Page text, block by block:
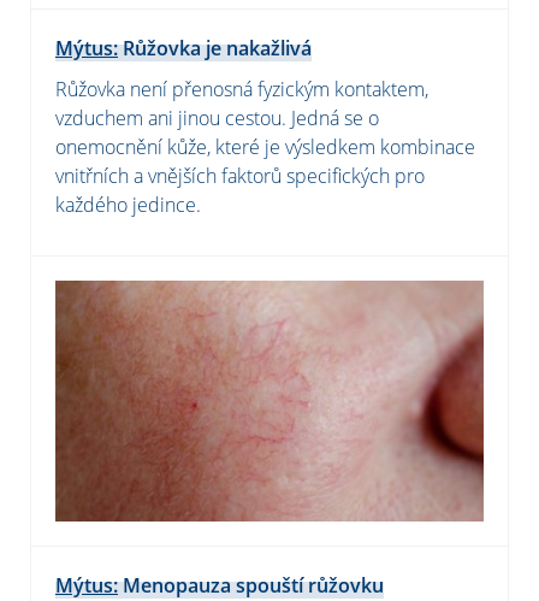
Mýtus:Růžovka je nakažlivá
Růžovka není přenosná fyzickým kontaktem,
vzduchem ani jinou cestou. Jedná se o
onemocnění kůže, které je výsledkem kombinace
vnitřních a vnějších faktorů specifických pro
každého jedince.
Mýtus:Menopauza spouští růžovku